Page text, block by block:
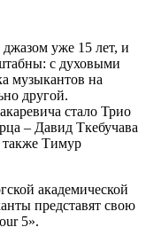
уже 15 лет, и
с духовыми
музыкантов на
другой.
стало Трио
– Давид Ткебучава
также Тимур
академической
представят свою
5».